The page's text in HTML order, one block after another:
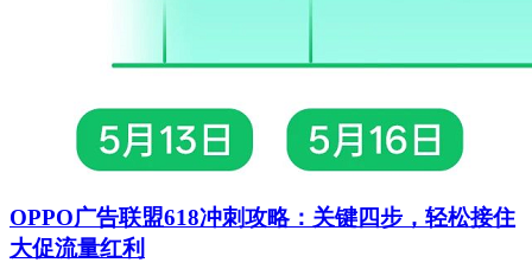
OPPO广告联盟618冲刺攻略：关键四步，轻松接住
大促流量红利